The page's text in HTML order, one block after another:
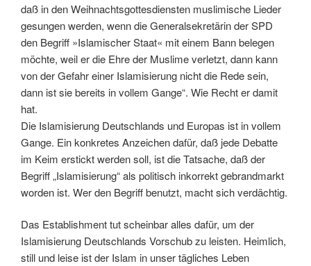
daß in den Weihnachtsgottesdiensten muslimische Lieder
gesungen werden, wenn die Generalsekretärin der SPD
den Begriff »Islamischer Staat« mit einem Bann belegen
möchte, weil er die Ehre der Muslime verletzt, dann kann
von der Gefahr einer Islamisierung nicht die Rede sein,
dann ist sie bereits in vollem Gange“. Wie Recht er damit
hat.
Die Islamisierung Deutschlands und Europas ist in vollem
Gange. Ein konkretes Anzeichen dafür, daß jede Debatte
im Keim erstickt werden soll, ist die Tatsache, daß der
Begriff „Islamisierung“ als politisch inkorrekt gebrandmarkt
worden ist. Wer den Begriff benutzt, macht sich verdächtig.
Das Establishment tut scheinbar alles dafür, um der
Islamisierung Deutschlands Vorschub zu leisten. Heimlich,
still und leise ist der Islam in unser tägliches Leben